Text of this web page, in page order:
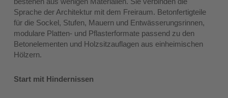
Sprache der Architektur mit dem Freiraum. Betonfertigteile
für die Sockel, Stufen, Mauern und Entwässerungsrinnen,
modulare Platten- und Pflasterformate passend zu den
Betonelementen und Holzsitzauflagen aus einheimischen
Hölzern.
Start mit Hindernissen